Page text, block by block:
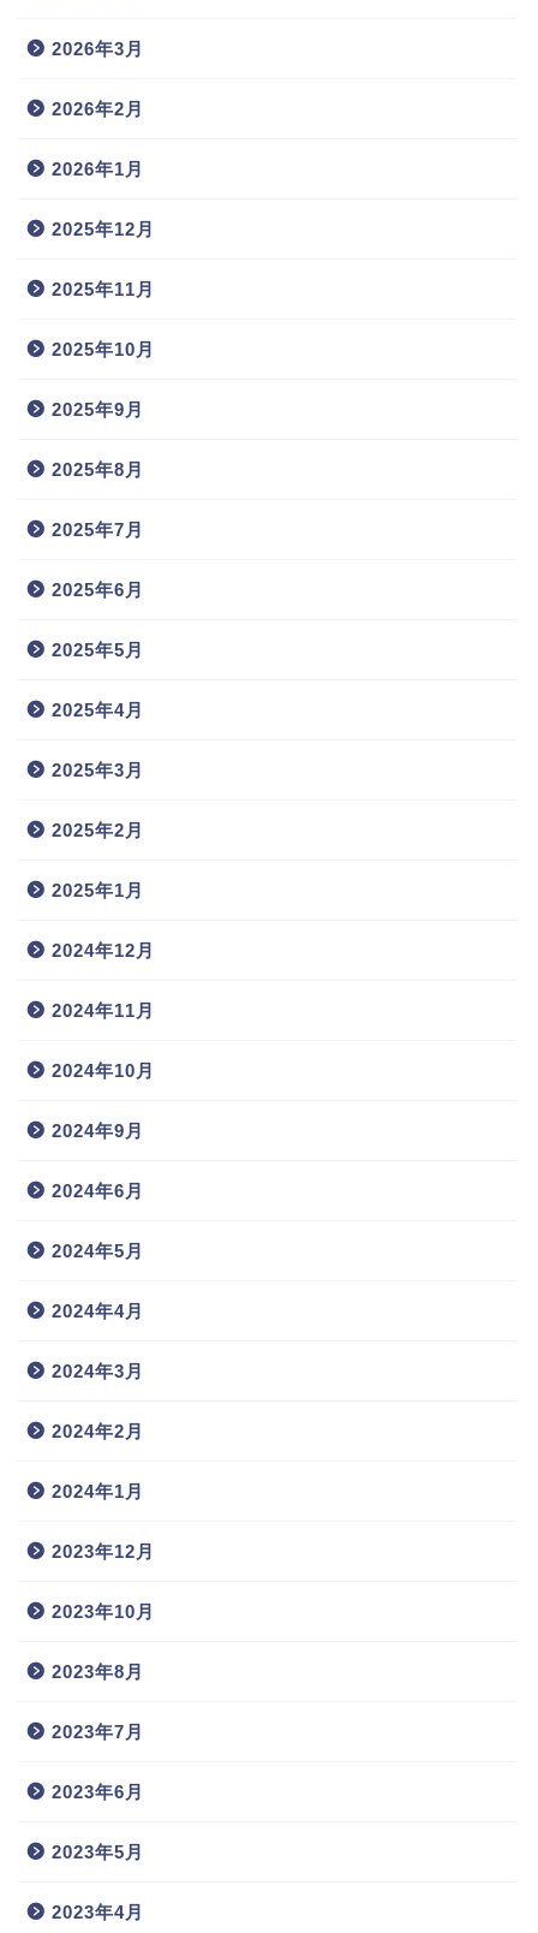
2026年3月
2026年2月
2026年1月
2025年12月
2025年11月
2025年10月
2025年9月
2025年8月
2025年7月
2025年6月
2025年5月
2025年4月
2025年3月
2025年2月
2025年1月
2024年12月
2024年11月
2024年10月
2024年9月
2024年6月
2024年5月
2024年4月
2024年3月
2024年2月
2024年1月
2023年12月
2023年10月
2023年8月
2023年7月
2023年6月
2023年5月
2023年4月